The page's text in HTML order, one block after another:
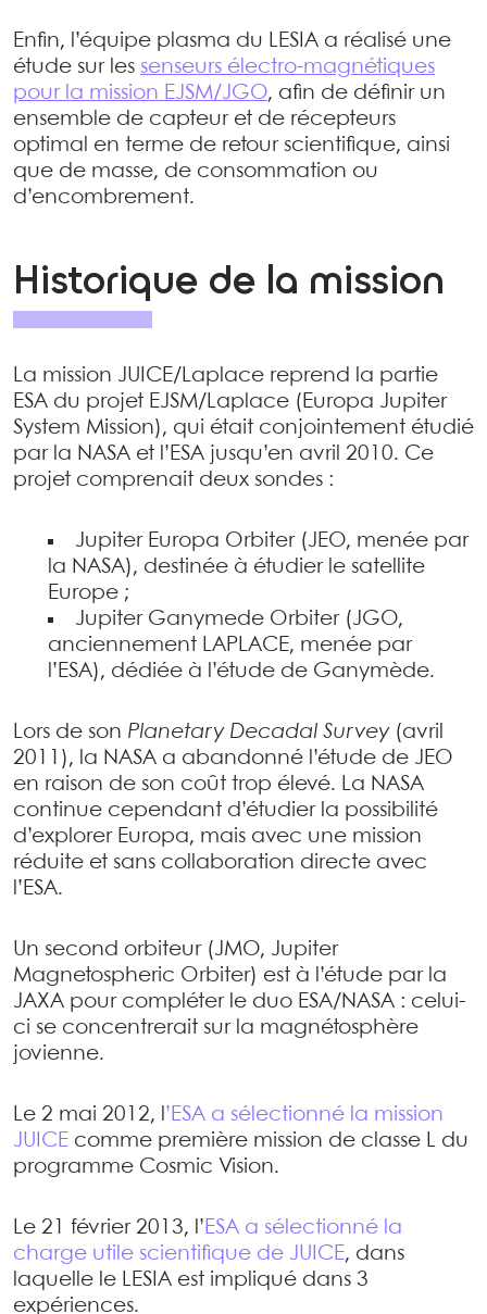
Enfin, l’équipe plasma du LESIA a réalisé une
étude sur les senseurs électro-magnétiques
pour la mission EJSM/JGO, afin de définir un
ensemble de capteur et de récepteurs
optimal en terme de retour scientifique, ainsi
que de masse, de consommation ou
d’encombrement.
Historique de la mission
La mission JUICE/Laplace reprend la partie
ESA du projet EJSM/Laplace (Europa Jupiter
System Mission), qui était conjointement étudié
par la NASA et l’ESA jusqu’en avril 2010. Ce
projet comprenait deux sondes :
Jupiter Europa Orbiter (JEO, menée par
la NASA), destinée à étudier le satellite
Europe ;
Jupiter Ganymede Orbiter (JGO,
anciennement LAPLACE, menée par
l’ESA), dédiée à l’étude de Ganymède.
Lors de son Planetary Decadal Survey(avril
2011), la NASA a abandonné l’étude de JEO
en raison de son coût trop élevé. La NASA
continue cependant d’étudier la possibilité
d’explorer Europa, mais avec une mission
réduite et sans collaboration directe avec
l’ESA.
Un second orbiteur (JMO, Jupiter
Magnetospheric Orbiter) est à l’étude par la
JAXA pour compléter le duo ESA/NASA : celui-
ci se concentrerait sur la magnétosphère
jovienne.
Le 2 mai 2012, l ’ESA a sélectionné la mission
JUICE comme première mission de classe L du
programme Cosmic Vision.
Le 21 février 2013, l’ ESA a sélectionné la
charge utile scientifique de JUICE, dans
laquelle le LESIA est impliqué dans 3
expériences.